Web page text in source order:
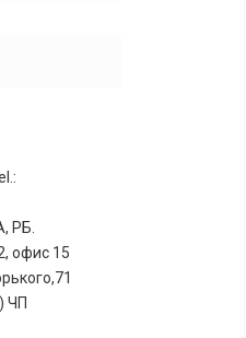
РБ.
офис 15
ЧП